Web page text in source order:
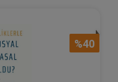
%40